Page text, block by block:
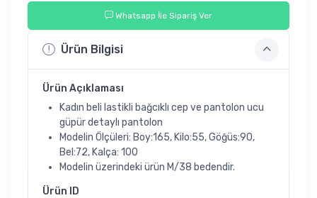
Whatsapp İle Sipariş Ver
Ürün Bilgisi
Ürün Açıklaması
Kadın beli lastikli bağcıklı cep ve pantolon ucu
güpür detaylı pantolon
Modelin Ölçüleri: Boy:165, Kilo:55, Göğüs:90,
Bel:72, Kalça: 100
Modelin üzerindeki ürün M/38 bedendir.
Ürün ID